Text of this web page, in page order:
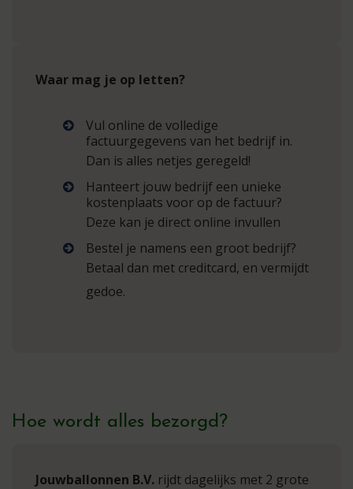
Waar mag je op letten?
Vul online de volledige
factuurgegevens van het bedrijf in.
Dan is alles netjes geregeld!
Hanteert jouw bedrijf een unieke
kostenplaats voor op de factuur?
Deze kan je direct online invullen
Bestel je namens een groot bedrijf?
Betaal dan met creditcard, en vermijdt
gedoe.
Hoe wordt alles bezorgd?
Jouwballonnen B.V. rijdt dagelijks met 2 grote